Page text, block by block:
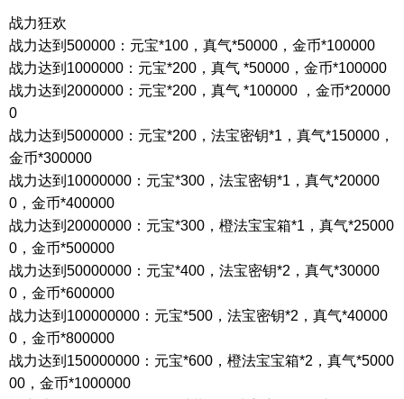
战力狂欢
战力达到 500000 ：元宝*100 ，真气*50000 ，金币*100000
战力达到 1000000 ：元宝*200 ，真气 *50000 ，金币*100000
战力达到 2000000 ：元宝*200 ，真气 *100000 ，金币*20000
0
战力达到 5000000 ：元宝*200 ，法宝密钥*1 ，真气*150000 ，
金币*300000
战力达到 10000000 ：元宝*300 ，法宝密钥*1 ，真气*20000
0 ，金币*400000
战力达到 20000000 ：元宝*300 ，橙法宝宝箱*1 ，真气*25000
0 ，金币*500000
战力达到 50000000 ：元宝*400 ，法宝密钥*2 ，真气*30000
0 ，金币*600000
战力达到 100000000 ：元宝*500 ，法宝密钥*2 ，真气*40000
0 ，金币*800000
战力达到 150000000 ：元宝*600 ，橙法宝宝箱*2 ，真气*5000
00 ，金币*1000000